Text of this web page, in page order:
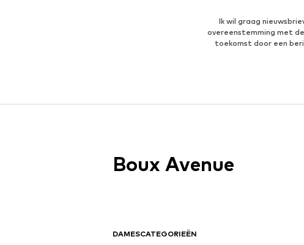
Ik wil graag
overeenstemming met de
toekomst door een
DAMESCATEGORIEËN
Boux Avenue